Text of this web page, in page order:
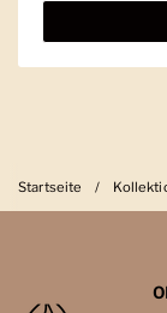
Startseite /